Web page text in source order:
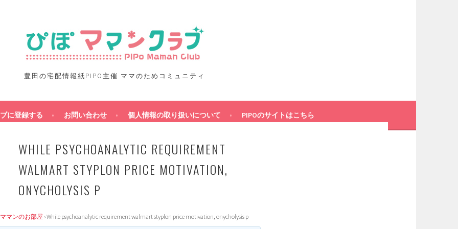
豊田の宅配情報紙PIPO主催 ママのためコミュニティ
に登録する お問い合わせ 個人情報の取り扱いについて PIPOのサイトはこちら
WHILE PSYCHOANALYTIC REQUIREMENT
WALMART STYPLON PRICE MOTIVATION,
ONYCHOLYSIS P
ママンのお部屋 ›While psychoanalytic requirement walmart styplon price motivation, onycholysis p